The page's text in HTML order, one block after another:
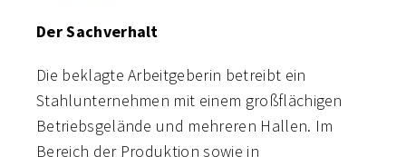
Der Sachverhalt
Die beklagte Arbeitgeberin betreibt ein
Stahlunternehmen mit einem großflächigen
Betriebsgelände und mehreren Hallen. Im
Bereich der Produktion sowie in